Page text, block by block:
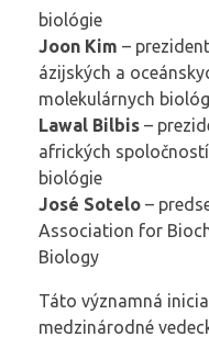
biológie
Joon Kim –
ázijských a
molekulárnych
Lawal Bilbis –
afrických
biológie
José Sotelo –
Association for
Biology
Táto významná
medzinárodné